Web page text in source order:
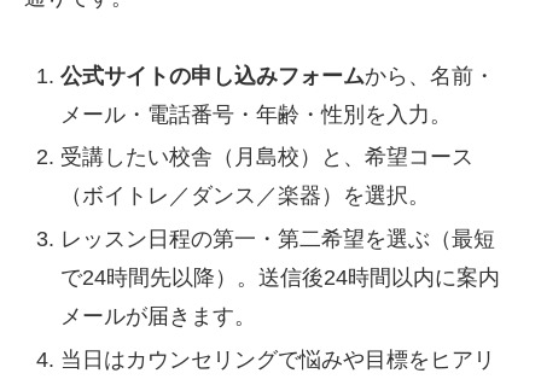
公式サイトの申し込みフォームから、名前・
メール・電話番号・年齢・性別を入力。
受講したい校舎（月島校）と、希望コース
（ボイトレ／ダンス／楽器）を選択。
レッスン日程の第一・第二希望を選ぶ（最短
で24時間先以降）。送信後24時間以内に案内
メールが届きます。
当日はカウンセリングで悩みや目標をヒアリ